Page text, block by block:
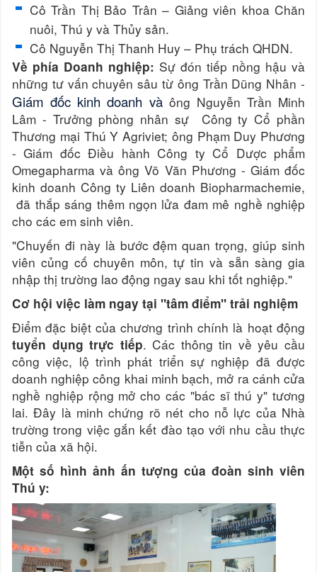
Cô Trần Thị Bảo Trân – Giảng viên khoa Chăn
nuôi, Thú y và Thủy sản.
Cô Nguyễn Thị Thanh Huy – Phụ trách QHDN.
Về phía Doanh nghiệp: Sự đón tiếp nồng hậu và
những tư vấn chuyên sâu từ ông Trần Dũng Nhân -
Giám đốc kinh doanh vàông Nguyễn Trần Minh
Lâm - Trưởng phòng nhân sự Công ty Cổ phần
Thương mại Thú Y Agriviet; ông Phạm Duy Phương
- Giám đốc Điều hành Công ty Cổ Dược phẩm
Omegapharma và ông Võ Văn Phương - Giám đốc
kinh doanh Công ty Liên doanh Biopharmachemie,
đã thắp sáng thêm ngọn lửa đam mê nghề nghiệp
cho các em sinh viên.
"Chuyến đi này là bước đệm quan trọng, giúp sinh
viên củng cố chuyên môn, tự tin và sẵn sàng gia
nhập thị trường lao động ngay sau khi tốt nghiệp."
Cơ hội việc làm ngay tại "tâm điểm" trải nghiệm
Điểm đặc biệt của chương trình chính là hoạt động
tuyển dụng trực tiếp. Các thông tin về yêu cầu
công việc, lộ trình phát triển sự nghiệp đã được
doanh nghiệp công khai minh bạch, mở ra cánh cửa
nghề nghiệp rộng mở cho các "bác sĩ thú y" tương
lai. Đây là minh chứng rõ nét cho nỗ lực của Nhà
trường trong việc gắn kết đào tạo với nhu cầu thực
tiễn của xã hội.
Một số hình ảnh ấn tượng của đoàn sinh viên
Thú y: